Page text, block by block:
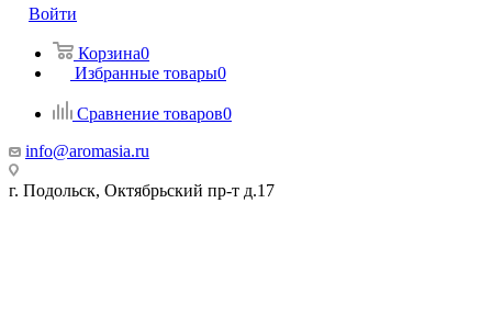
Войти
Корзина0
Избранные товары0
Сравнение товаров0
info@aromasia.ru
г. Подольск, Октябрьский пр-т д.17